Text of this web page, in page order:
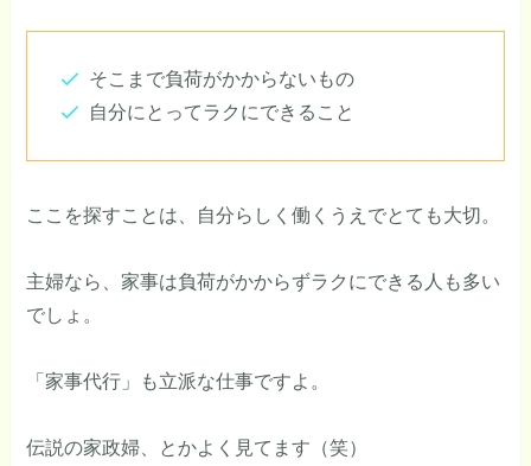
そこまで負荷がかからないもの
自分にとってラクにできること
ここを探すことは、自分らしく働くうえでとても大切。
主婦なら、家事は負荷がかからずラクにできる人も多い
でしょ。
「家事代行」も立派な仕事ですよ。
伝説の家政婦、とかよく見てます（笑）